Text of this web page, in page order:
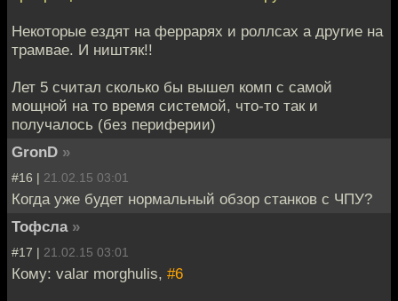
Некоторые ездят на феррарях и роллсах а другие на
трамвае. И ништяк!!
Лет 5 считал сколько бы вышел комп с самой
мощной на то время системой, что-то так и
получалось (без периферии)
GronD »
#16 | 21.02.15 03:01
Когда уже будет нормальный обзор станков с ЧПУ?
Тофсла »
#17 | 21.02.15 03:01
Кому: valar morghulis, #6